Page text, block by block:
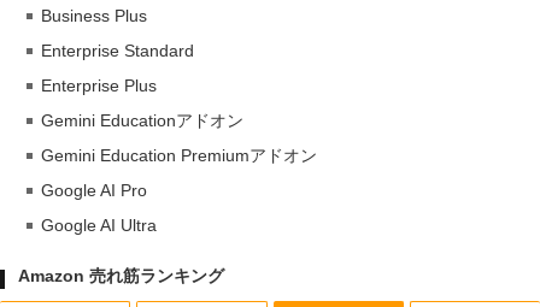
Business Plus
Enterprise Standard
Enterprise Plus
Gemini Educationアドオン
Gemini Education Premiumアドオン
Google AI Pro
Google AI Ultra
Amazon 売れ筋ランキング